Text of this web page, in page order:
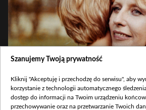
18 grudnia 1952 roku urodziła się Krystyna Janda, fot.
Szanujemy Twoją prywatność
Kliknij "Akceptuję i przechodzę do serwisu", aby
korzystanie z technologii automatycznego
dostęp do informacji na Twoim urządzeniu
przechowywanie oraz na przetwarzanie Twoich